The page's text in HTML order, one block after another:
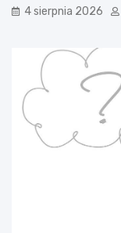
4 sierpnia 2026